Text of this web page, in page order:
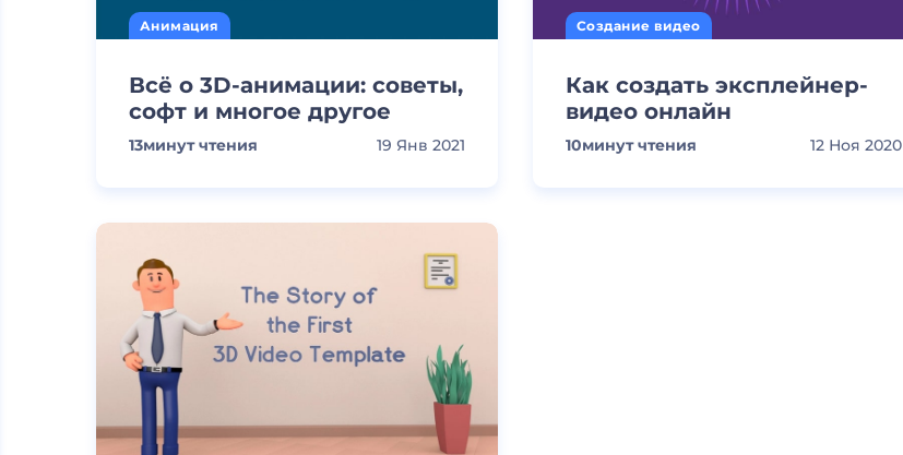
Анимация
Всё о 3D-анимации: советы,
софт и многое другое
13минут чтения 19 Янв 2021
Создание видео
Как создать эксплейнер-
видео онлайн
10минут чтения 12 Ноя 2020